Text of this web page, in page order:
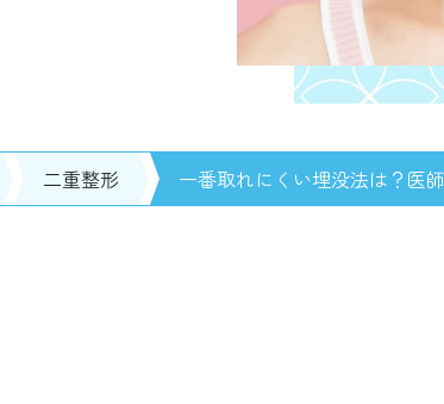
二重整形 一番取れにくい埋没法は？医